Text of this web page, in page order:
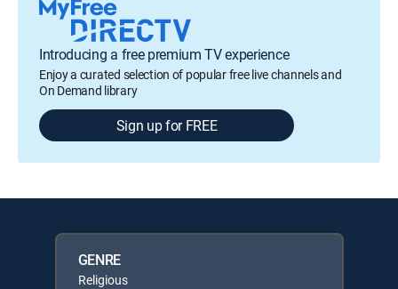
Introducing a free premium TV experience
Enjoy a curated selection of popular free live channels and
On Demand library
Sign up for FREE
GENRE
Religious